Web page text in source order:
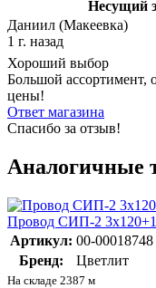
Несущий
Даниил (Макеевка)
1 г. назад
Хороший выбор
Большой ассортимент,
цены!
Ответ магазина
Спасибо за отзыв!
Аналогичные
Провод СИП-2
Артикул: 00-00018748
Бренд:
Цветлит
На складе 2387 м